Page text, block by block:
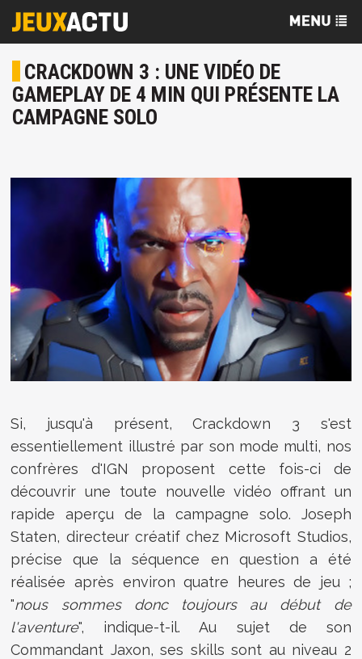
CRACKDOWN 3 : UNE VIDÉO DE
GAMEPLAY DE 4 MIN QUI PRÉSENTE LA
CAMPAGNE SOLO
Si, jusqu'à présent, Crackdown 3 s'est
essentiellement illustré par son mode multi, nos
confrères d'IGN proposent cette fois-ci de
découvrir une toute nouvelle vidéo offrant un
rapide aperçu de la campagne solo. Joseph
Staten, directeur créatif chez Microsoft Studios,
précise que la séquence en question a été
réalisée après environ quatre heures de jeu ;
"nous sommes donc toujours au début de
l'aventure", indique-t-il. Au sujet de son
Commandant Jaxon, ses skills sont au niveau 2